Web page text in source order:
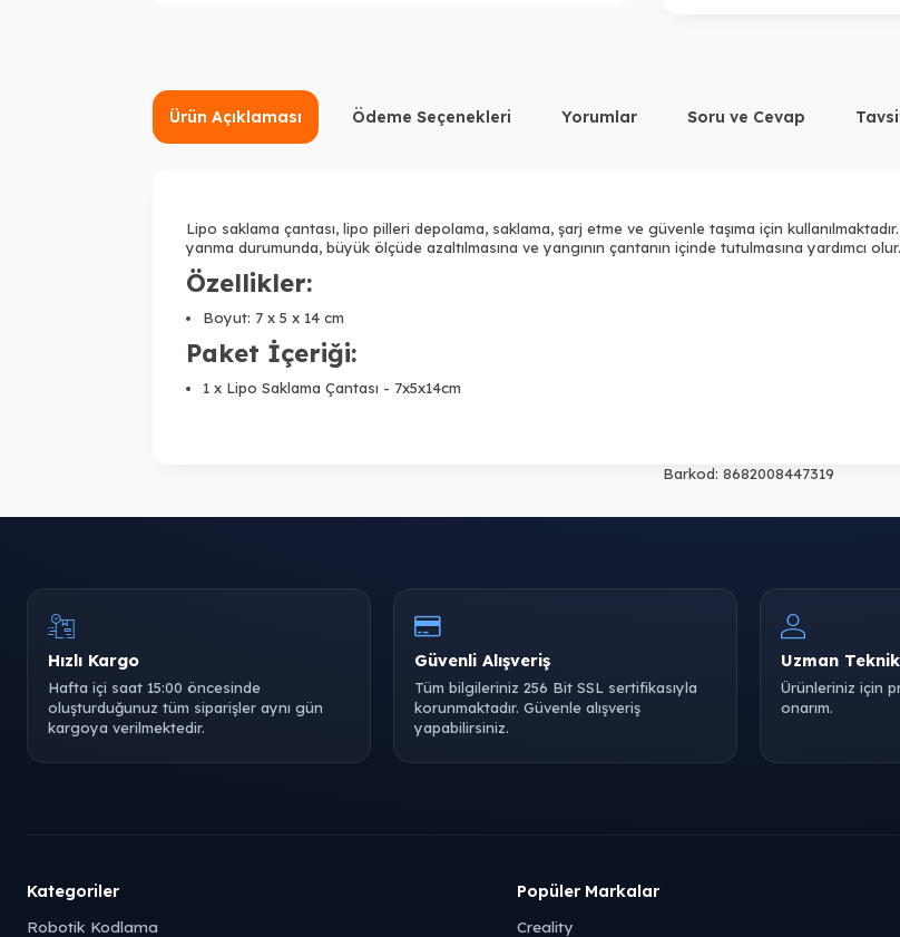
Ürün Açıklaması Ödeme Seçenekleri Yorumlar Soru ve Cevap
Lipo saklama çantası, lipo pilleri depolama, saklama, şarj etme ve güvenle taşıma için
yanma durumunda, büyük ölçüde azaltılmasına ve yangının çantanın içinde tutulmasına yardımcı olur.
Özellikler:
Boyut: 7 x 5 x 14 cm
Paket İçeriği:
1 x Lipo Saklama Çantası - 7x5x14cm
Barkod: 8682008447319
Hızlı Kargo
Hafta içi saat 15:00 öncesinde
oluşturduğunuz tüm siparişler aynı gün
kargoya verilmektedir.
Güvenli Alışveriş
Tüm bilgileriniz 256 Bit SSL sertifikasıyla
korunmaktadır. Güvenle alışveriş
yapabilirsiniz.
Uzman
Ürünleriniz için
onarım.
Kategoriler
Robotik Kodlama
Popüler Markalar
Creality